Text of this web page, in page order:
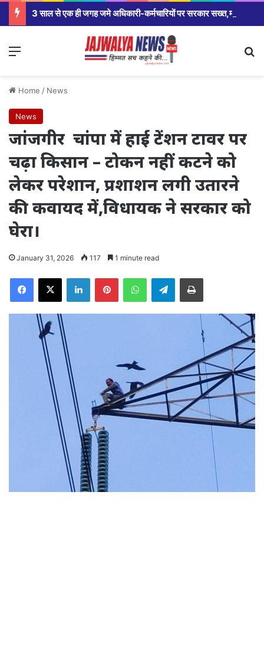
Menu
Home / News
News
जांजगीर चांपा में हाई टेंशन टावर पर
चढ़ा किसान – टोकन नहीं कटने को
लेकर परेशान, प्रशाशन लगी उतारने
की कवायद में,विधायक ने सरकार को
घेरा।
January 31, 2026 117 1 minute read
Facebook
X LinkedInPinterestWhatsAppTelegramPrint